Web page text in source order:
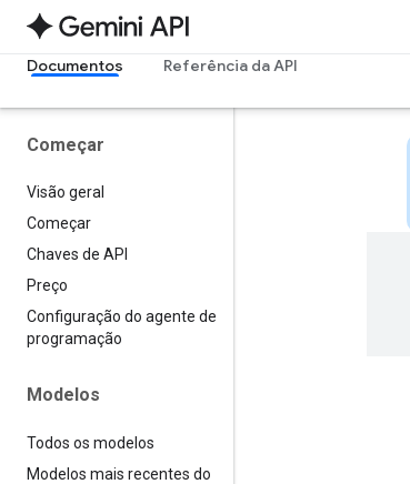
Documentos Referência da API
Começar
Visão geral
Começar
Chaves de API
Preço
Configuração do agente de
programação
Modelos
Todos os modelos
Modelos mais recentes do